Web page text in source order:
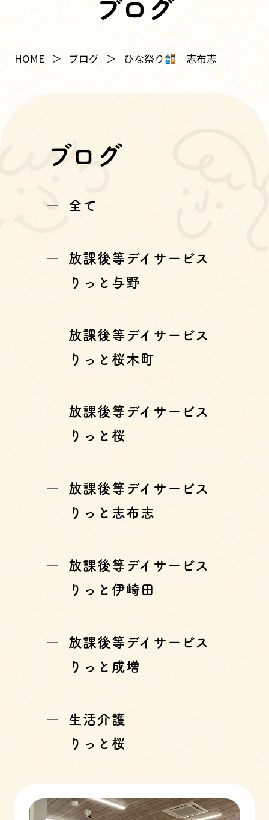
ブログ
HOME ブログ ひな祭り 志布志
ブログ
全て
放課後等デイサービス
りっと与野
放課後等デイサービス
りっと桜木町
放課後等デイサービス
りっと桜
放課後等デイサービス
りっと志布志
放課後等デイサービス
りっと伊崎田
放課後等デイサービス
りっと成増
生活介護
りっと桜